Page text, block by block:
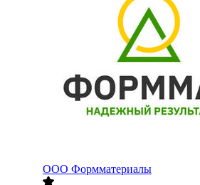
ООО Формматериалы